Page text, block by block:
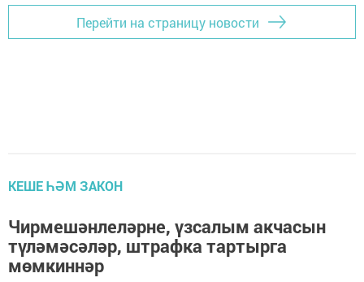
Перейти на страницу новости
КЕШЕ ҺӘМ ЗАКОН
Чирмешәнлеләрне, үзсалым акчасын
түләмәсәләр, штрафка тартырга
мөмкиннәр